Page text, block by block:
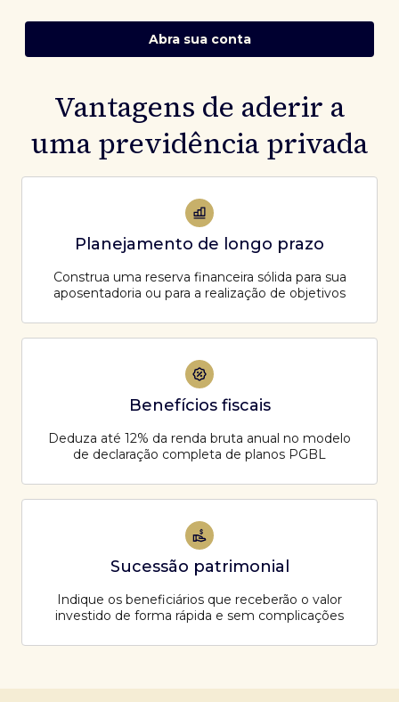
Abra sua conta
Vantagens de aderir a
uma previdência privada
Planejamento de longo prazo
Construa uma reserva financeira sólida para sua
aposentadoria ou para a realização de objetivos
Benefícios fiscais
Deduza até 12% da renda bruta anual no modelo
de declaração completa de planos PGBL
Sucessão patrimonial
Indique os beneficiários que receberão o valor
investido de forma rápida e sem complicações